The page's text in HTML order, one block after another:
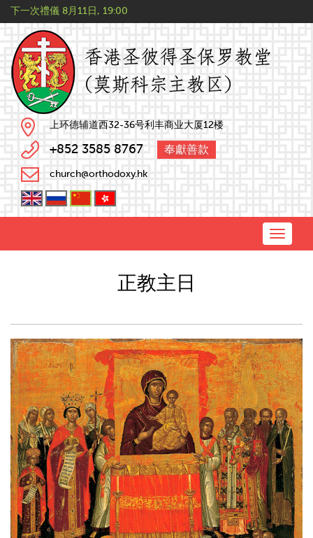
下一次禮儀 8月11日, 19:00
上环德辅道西32-36号利丰商业大厦12楼
+852 3585 8767 奉獻善款
church@orthodoxy.hk
Toggle
正教主日